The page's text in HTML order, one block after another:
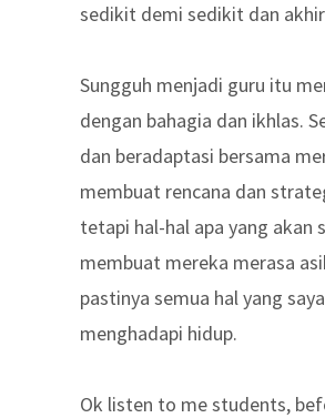
sedikit demi sedikit dan
Sungguh menjadi guru itu
dengan bahagia dan ikhlas.
dan beradaptasi bersama
membuat rencana dan
tetapi hal-hal apa yang akan
membuat mereka merasa
pastinya semua hal yang
menghadapi hidup.
Ok listen to me students,